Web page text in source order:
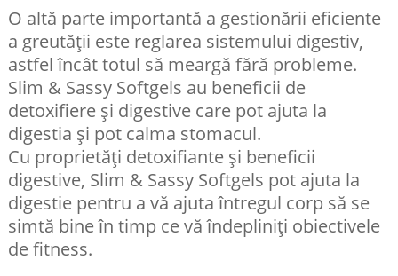
O altă parte importantă a gestionării eficiente
a greutății este reglarea sistemului digestiv,
astfel încât totul să meargă fără probleme.
Slim & Sassy Softgels au beneficii de
detoxifiere și digestive care pot ajuta la
digestia și pot calma stomacul.
Cu proprietăți detoxifiante și beneficii
digestive, Slim & Sassy Softgels pot ajuta la
digestie pentru a vă ajuta întregul corp să se
simtă bine în timp ce vă îndepliniți obiectivele
de fitness.